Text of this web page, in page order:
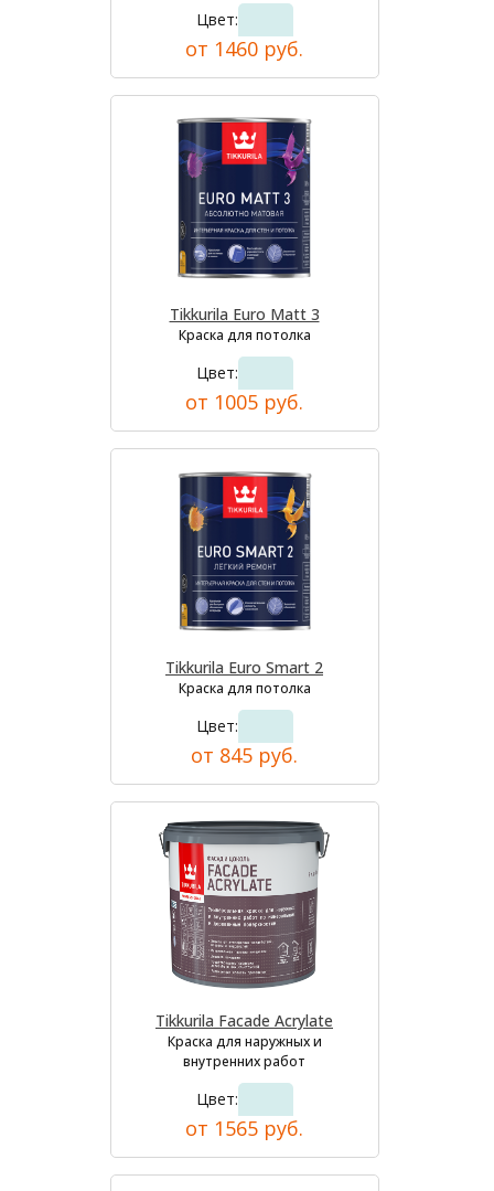
Цвет:
от 1460 руб.
Tikkurila Euro Matt 3
Краска для потолка
Цвет:
от 1005 руб.
Tikkurila Euro Smart 2
Краска для потолка
Цвет:
от 845 руб.
Tikkurila Facade Acrylate
Краска для наружных и
внутренних работ
Цвет:
от 1565 руб.